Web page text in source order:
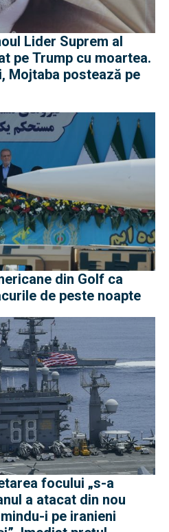
Lider Suprem al
pe Trump cu moartea.
Mojtaba postează pe
din Golf ca
de peste noapte
focului „s-a
a atacat din nou
i pe iranieni